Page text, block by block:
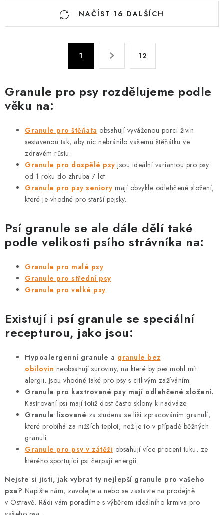
c
í
p
s
u
NAČÍST 16 DALŠÍCH
á
n
k
1 12
Granule pro psy rozdělujeme podle
věku na:
Granule pro štěňata obsahují vyváženou porci živin
sestavenou tak, aby nic nebránilo vašemu štěňátku ve
zdravém růstu.
Granule pro dospělé psy jsou ideální variantou pro psy
od 1 roku do zhruba 7 let.
Granule pro psy seniory mají obvykle odlehčené složení,
které je vhodné pro starší pejsky.
Psí granule se ale dále dělí také
podle velikosti psího strávníka na:
Granule pro malé psy
Granule pro střední psy
Granule pro velké psy
Existují i psí granule se speciální
recepturou, jako jsou:
Hypoalergenní granule a granule bez
obilovin neobsahují suroviny, na které by pes mohl mít
alergii. Jsou vhodné také pro psy s citlivým zažíváním.
Granule pro kastrované psy mají odlehčené složení.
Kastrovaní psi mají totiž dost často sklony k nadváze.
Granule lisované za studena se liší zpracováním granulí,
které probíhá za nižších teplot, než je to v případě běžných
granulí.
Granule pro psy v zátěži obsahují více procent tuku, ze
kterého sportující psi čerpají energii.
Nejste si jisti, jak vybrat ty nejlepší granule pro vašeho
psa? Napište nám, zavolejte a nebo se zastavte na prodejně
v Ostravě. Rádi vám poradíme s výběrem ideálního krmiva pro